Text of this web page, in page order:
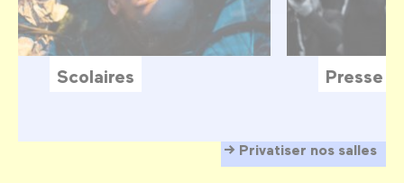
Privatiser nos salles
Scolaires Presse